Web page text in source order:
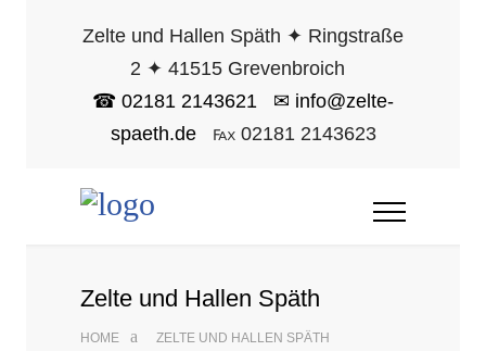
Zelte und Hallen Späth ✦ Ringstraße
2 ✦ 41515 Grevenbroich
☎ 02181 2143621
✉ info@zelte-
spaeth.de℻ 02181 2143623
Zelte und Hallen Späth
HOME ZELTE UND HALLEN SPÄTH